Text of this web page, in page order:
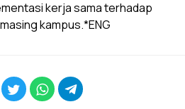
kerja sama terhadap
kampus.*ENG